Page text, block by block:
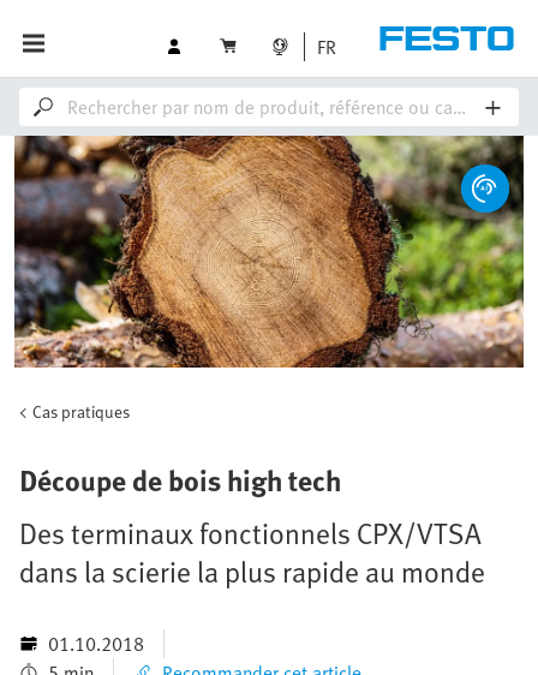
FR
Cas pratiques
Découpe de bois high tech
Des terminaux fonctionnels CPX/VTSA
dans la scierie la plus rapide au monde
01.10.2018